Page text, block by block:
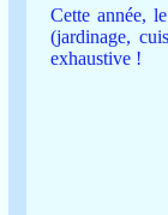
Cette année,
(jardinage,
exhaustive !